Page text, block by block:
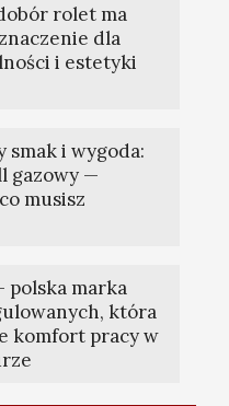
rolet ma
dla
i estetyki
smak i wygoda:
gazowy —
musisz
polska marka
która
komfort pracy w